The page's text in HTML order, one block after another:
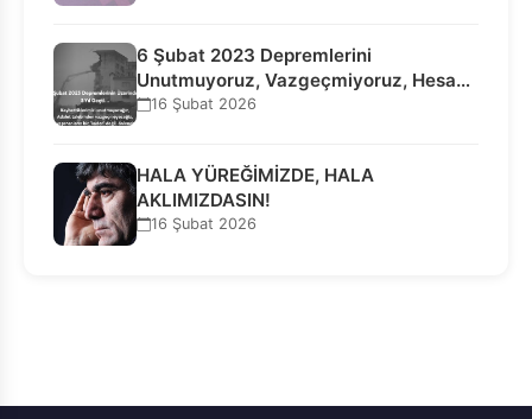
6 Şubat 2023 Depremlerini
Unutmuyoruz, Vazgeçmiyoruz, Hesap
Sorulmasını İstiyoruz!
16 Şubat 2026
HALA YÜREĞİMİZDE, HALA
AKLIMIZDASIN!
16 Şubat 2026